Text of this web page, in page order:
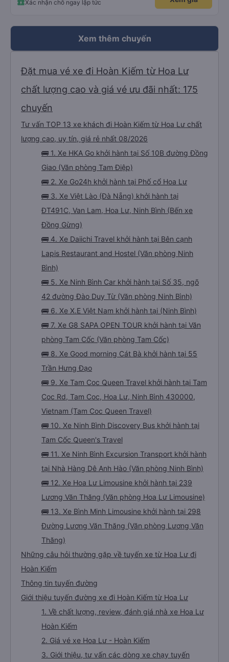
ăn khác nhau. Ghế ngồi rất thoải mái! Hãy nhớ rằng đôi khi chất lượng đường
Xác nhận chỗ ngay lập tức
Xem thêm chuyến
Đặt mua vé xe đi Hoàn Kiếm từ Hoa Lư
chất lượng cao và giá vé ưu đãi nhất: 175
chuyến
Tư vấn TOP 13 xe khách đi Hoàn Kiếm từ Hoa Lư chất
lượng cao, uy tín, giá rẻ nhất 08/2026
🚌 1. Xe HKA Go khởi hành tại Số 10B đường Đồng
Giao (Văn phòng Tam Điệp)
🚌 2. Xe Go24h khởi hành tại Phố cổ Hoa Lư
🚌 3. Xe Việt Lào (Đà Nẵng) khởi hành tại
ĐT491C, Van Lam, Hoa Lư, Ninh Bình (Bến xe
Đồng Gừng)
🚌 4. Xe Daiichi Travel khởi hành tại Bên cạnh
Lapis Restaurant and Hostel (Văn phòng Ninh
Bình)
🚌 5. Xe Ninh Bình Car khởi hành tại Số 35, ngõ
42 đường Đào Duy Từ (Văn phòng Ninh Bình)
🚌 6. Xe X.E Việt Nam khởi hành tại (Ninh Bình)
🚌 7. Xe G8 SAPA OPEN TOUR khởi hành tại Văn
phòng Tam Cốc (Văn phòng Tam Cốc)
🚌 8. Xe Good morning Cát Bà khởi hành tại 55
Trần Hưng Đạo
🚌 9. Xe Tam Coc Queen Travel khởi hành tại Tam
Coc Rd, Tam Coc, Hoa Lư, Ninh Bình 430000,
Vietnam (Tam Coc Queen Travel)
🚌 10. Xe Ninh Bình Discovery Bus khởi hành tại
Tam Cốc Queen's Travel
🚌 11. Xe Ninh Bình Excursion Transport khởi hành
tại Nhà Hàng Dê Anh Hào (Văn phòng Ninh Bình)
🚌 12. Xe Hoa Lư Limousine khởi hành tại 239
Lương Văn Thăng (Văn phòng Hoa Lư Limousine)
🚌 13. Xe Bình Minh Limousine khởi hành tại 298
Đường Lương Văn Thăng (Văn phòng Lương Văn
Thăng)
Những câu hỏi thường gặp về tuyến xe từ Hoa Lư đi
Hoàn Kiếm
Thông tin tuyến đường
Giới thiệu tuyến đường xe đi Hoàn Kiếm từ Hoa Lư
1. Về chất lượng, review, đánh giá nhà xe Hoa Lư
Hoàn Kiếm
2. Giá vé xe Hoa Lư - Hoàn Kiếm
3. Giới thiệu, tư vấn các dòng xe chạy tuyến